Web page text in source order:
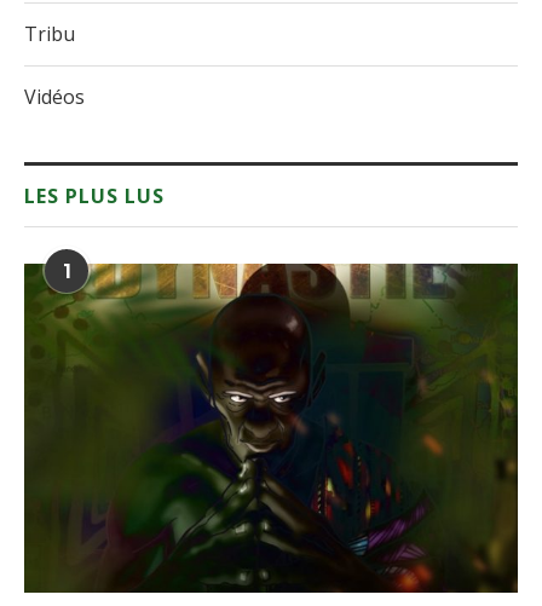
Tribu
Vidéos
LES PLUS LUS
1